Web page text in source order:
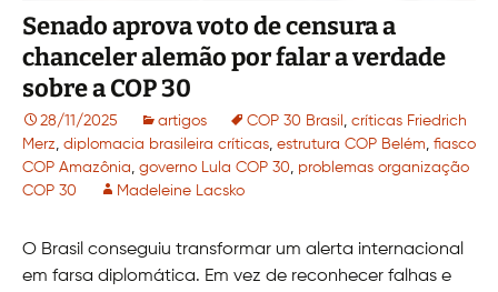
Senado aprova voto de censura a
chanceler alemão por falar a verdade
sobre a COP 30
28/11/2025 artigos COP 30 Brasil , críticas Friedrich
Merz, diplomacia brasileira críticas, estrutura COP Belém, fiasco
COP Amazônia, governo Lula COP 30, problemas organização
COP 30
Madeleine Lacsko
O Brasil conseguiu transformar um alerta internacional
em farsa diplomática. Em vez de reconhecer falhas e